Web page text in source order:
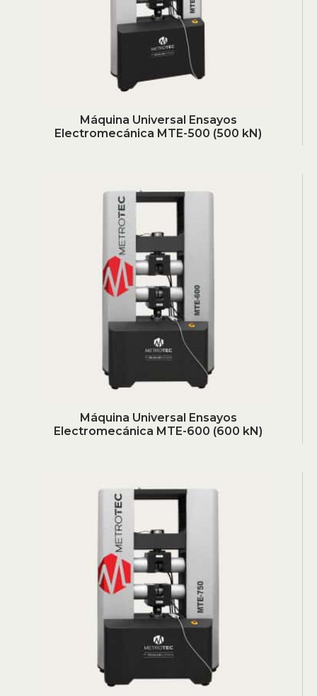
Máquina Universal Ensayos
Electromecánica MTE-500 (500 kN)
Máquina Universal Ensayos
Electromecánica MTE-600 (600 kN)